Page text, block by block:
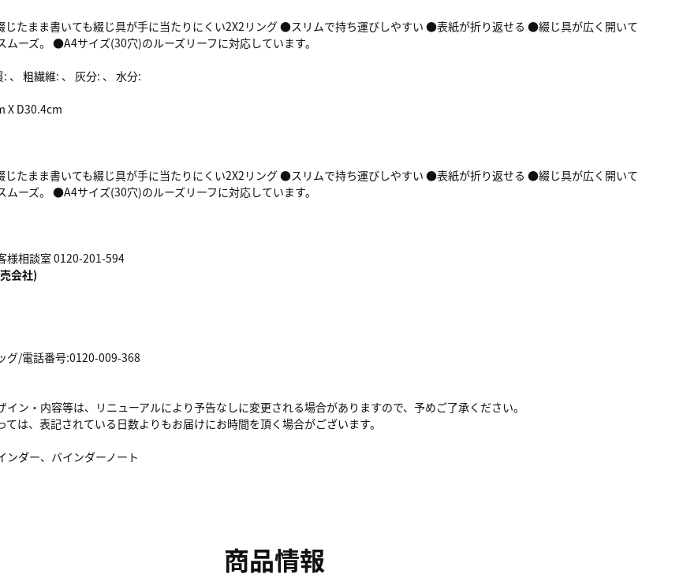
たまま書いても綴じ具が手に当たりにくい2X2リング ●スリムで持ち運びしやすい ●表紙が折り返せる ●綴じ具が広く開いて
ムーズ。 ●A4サイズ(30穴)のルーズリーフに対応しています。
、 粗繊維: 、 灰分: 、 水分:
X D30.4cm
たまま書いても綴じ具が手に当たりにくい2X2リング ●スリムで持ち運びしやすい ●表紙が折り返せる ●綴じ具が広く開いて
ムーズ。 ●A4サイズ(30穴)のルーズリーフに対応しています。
様相談室 0120-201-594
会社)
グ/電話番号:0120-009-368
ン・内容等は、リニューアルにより予告なしに変更される場合がありますので、予めご了承ください。
は、表記されている日数よりもお届けにお時間を頂く場合がございます。
ンダー、バインダーノート
商品情報